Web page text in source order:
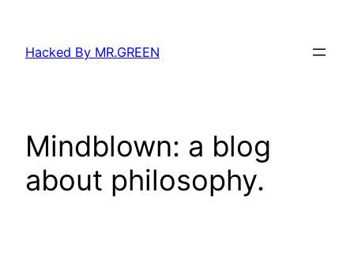
springen
Hacked By MR.GREEN
Mindblown: a blog
about philosophy.